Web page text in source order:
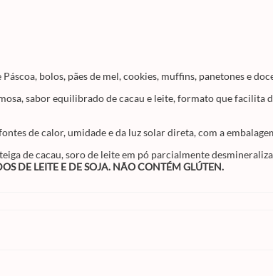
bolos, pães de mel, cookies, muffins, panetones e
sabor equilibrado de cacau e leite, formato que facilita
de calor, umidade e da luz solar direta, com a
de cacau, soro de leite em pó parcialmente
DE LEITE E DE SOJA. NÃO CONTÉM GLÚTEN.